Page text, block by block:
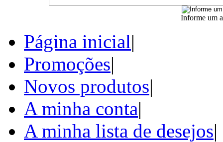
Informe um
Página inicial|
Promoções|
Novos produtos|
A minha conta|
A minha lista de desejos|